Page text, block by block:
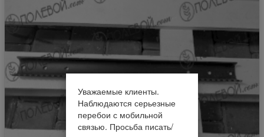
Уважаемые клиенты.
Наблюдаются серьезные
перебои с мобильной
связью. Просьба писать/